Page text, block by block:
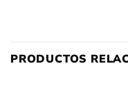
PRODUCTOS